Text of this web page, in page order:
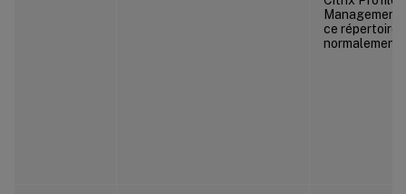
ce répertoire
normalement.